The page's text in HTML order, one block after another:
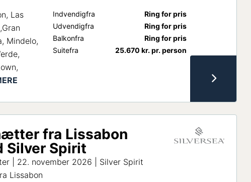
Las
Mindelo,
Indvendigfra
Ring for pris
Udvendigfra
Ring for pris
Balkonfra
Ring for pris
Suitefra 25.670 kr.pr. person
fra Lissabon
Silver Spirit
| 22. november 2026 | Silver Spirit
Lissabon